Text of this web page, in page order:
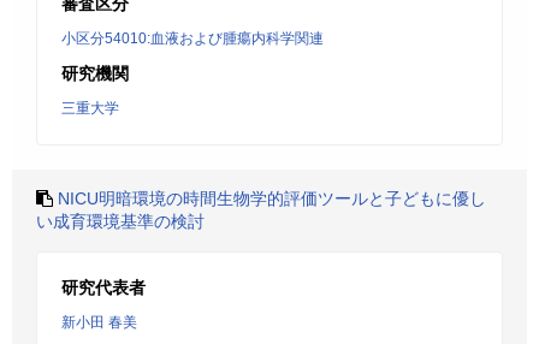
小区分54010:血液および腫瘍内科学関連
研究機関
三重大学
NICU明暗環境の時間生物学的評価ツールと子どもに優し
い成育環境基準の検討
研究代表者
新小田 春美